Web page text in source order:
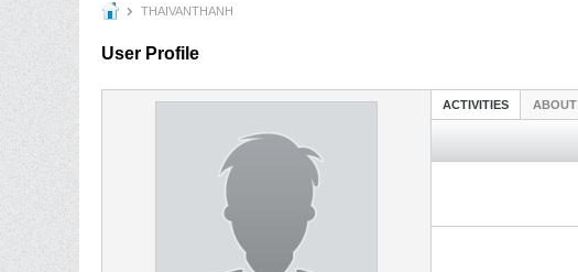
THAIVANTHANH
User Profile
ACTIVITIES ABOUT